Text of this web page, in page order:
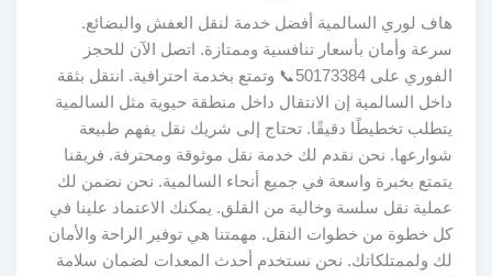
هاف لوري السالمية أفضل خدمة لنقل العفش والبضائع.
سرعة وأمان بأسعار تنافسية وممتازة. اتصل الآن للحجز
الفوري على 50173384📞 وتمتع بخدمة احترافية. انتقل بثقة
داخل السالمية إن الانتقال داخل منطقة حيوية مثل السالمية
يتطلب تخطيطًا دقيقًا. تحتاج إلى شريك نقل يفهم طبيعة
شوارعها. نحن نقدم لك خدمة نقل موثوقة ومحترفة. فريقنا
يتمتع بخبرة واسعة في جميع أنحاء السالمية. نحن نضمن لك
عملية نقل سلسة وخالية من القلق. يمكنك الاعتماد علينا في
كل خطوة من خطوات النقل. مهمتنا هي توفير الراحة والأمان
لك ولممتلكاتك. نحن نستخدم أحدث المعدات لضمان سلامة